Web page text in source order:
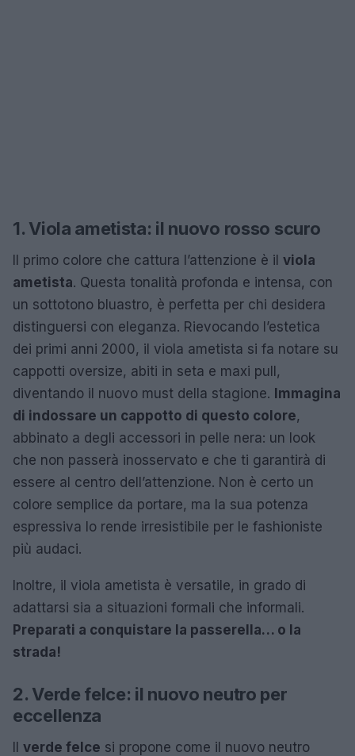
1. Viola ametista: il nuovo rosso scuro
Il primo colore che cattura l’attenzione è il viola
ametista. Questa tonalità profonda e intensa, con
un sottotono bluastro, è perfetta per chi desidera
distinguersi con eleganza. Rievocando l’estetica
dei primi anni 2000, il viola ametista si fa notare su
cappotti oversize, abiti in seta e maxi pull,
diventando il nuovo must della stagione. Immagina
di indossare un cappotto di questo colore,
abbinato a degli accessori in pelle nera: un look
che non passerà inosservato e che ti garantirà di
essere al centro dell’attenzione. Non è certo un
colore semplice da portare, ma la sua potenza
espressiva lo rende irresistibile per le fashioniste
più audaci.
Inoltre, il viola ametista è versatile, in grado di
adattarsi sia a situazioni formali che informali.
Preparati a conquistare la passerella… o la
strada!
2. Verde felce: il nuovo neutro per
eccellenza
Il verde felce si propone come il nuovo neutro